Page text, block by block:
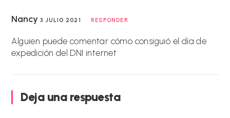
Nancy3 JULIO 2021 RESPONDER
Alguien puede comentar cómo consiguió el día de
expedición del DNI internet
Deja una respuesta